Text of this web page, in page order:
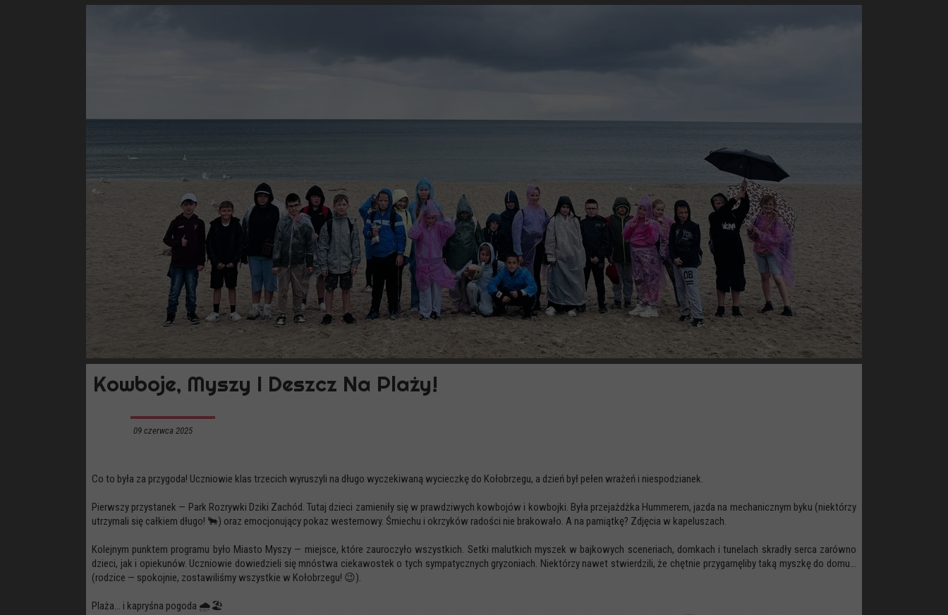
Co to była za przygoda! Uczniowie klas trzecich wyruszyli na długo wyczekiwaną wycieczkę do Kołobrzegu, a dzień był pełen wrażeń i niespodzianek.
Pierwszy przystanek — Park Rozrywki Dziki Zachód. Tutaj dzieci zamieniły się w prawdziwych kowbojów i kowbojki. Była przejażdżka Hummerem, jazda na mechanicznym byku (niektórzy
utrzymali się całkiem długo! 🐂) oraz emocjonujący pokaz westernowy. Śmiechu i okrzyków radości nie brakowało. A na pamiątkę? Zdjęcia w kapeluszach.
Kolejnym punktem programu było Miasto Myszy — miejsce, które zauroczyło wszystkich. Setki malutkich myszek w bajkowych sceneriach, domkach i tunelach skradły serca zarówno
dzieci, jak i opiekunów. Uczniowie dowiedzieli się mnóstwa ciekawostek o tych sympatycznych gryzoniach. Niektórzy nawet stwierdzili, że chętnie przygarnęliby taką myszkę do domu...
(rodzice — spokojnie, zostawiliśmy wszystkie w Kołobrzegu! 😉).
Plaża... i kapryśna pogoda 🌧️🏖️
09 czerwca 2025
Kowboje, Myszy I Deszcz Na Plaży!